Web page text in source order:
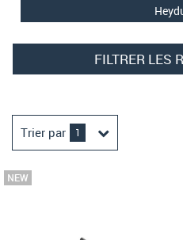
FILTRER LES
Trier par 1